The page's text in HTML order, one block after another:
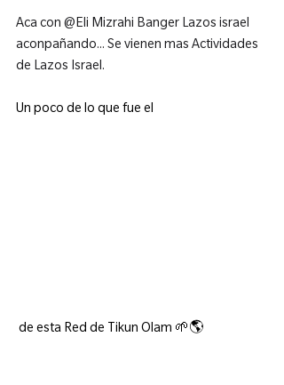
Aca con @Eli Mizrahi Banger Lazos israel
aconpañando... Se vienen mas Actividades
de Lazos Israel.
Un poco de lo que fue el
de esta Red de Tikun Olam 🌱🌎